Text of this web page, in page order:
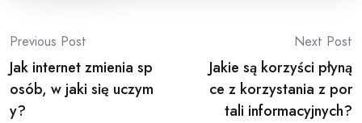
Post
navigation
Previous Post
Jak internet zmienia sp
osób, w jaki się uczym
y?
Next Post
Jakie są korzyści płyną
ce z korzystania z por
tali informacyjnych?